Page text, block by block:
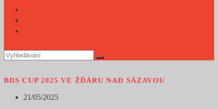
BDS CUP 2025 VE ŽĎÁRU NAD SÁZAVOU
Příspěvek
21/05/2025